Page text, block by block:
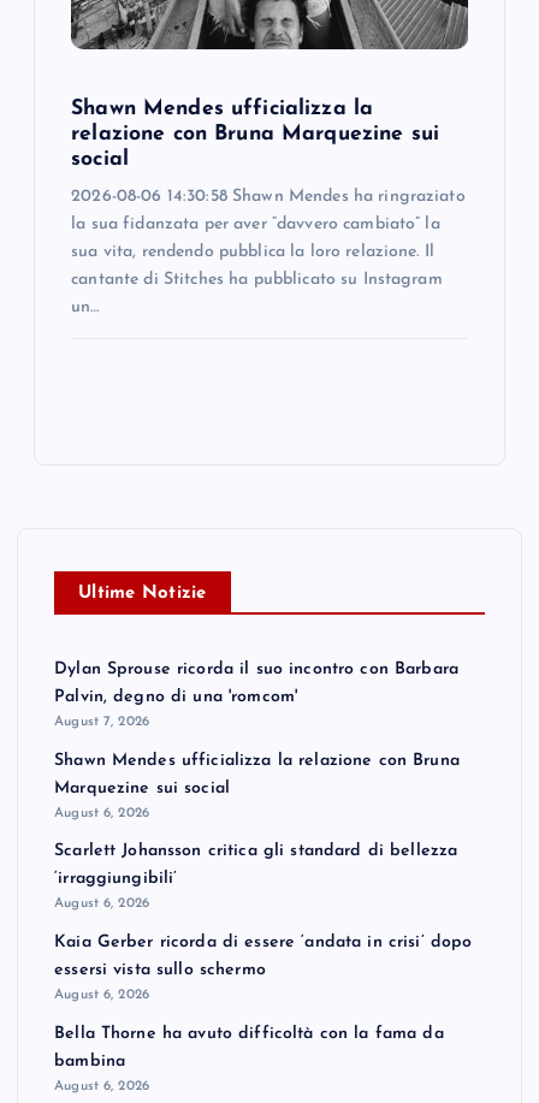
Shawn Mendes ufficializza la
relazione con Bruna Marquezine sui
social
2026-08-06 14:30:58 Shawn Mendes ha ringraziato
la sua fidanzata per aver “davvero cambiato” la
sua vita, rendendo pubblica la loro relazione. Il
cantante di Stitches ha pubblicato su Instagram
un…
Ultime Notizie
Dylan Sprouse ricorda il suo incontro con Barbara
Palvin, degno di una 'romcom'
August 7, 2026
Shawn Mendes ufficializza la relazione con Bruna
Marquezine sui social
August 6, 2026
Scarlett Johansson critica gli standard di bellezza
‘irraggiungibili’
August 6, 2026
Kaia Gerber ricorda di essere ‘andata in crisi’ dopo
essersi vista sullo schermo
August 6, 2026
Bella Thorne ha avuto difficoltà con la fama da
bambina
August 6, 2026